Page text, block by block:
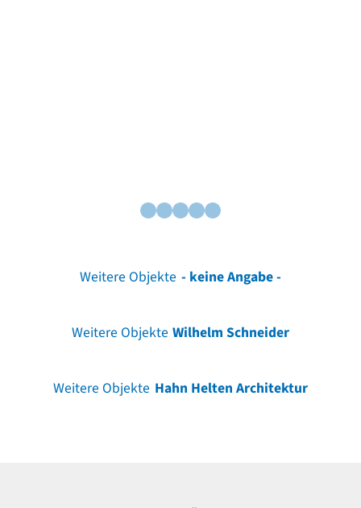
Weitere Objekte - keine Angabe -
Weitere Objekte Wilhelm Schneider
Weitere Objekte Hahn Helten Architektur